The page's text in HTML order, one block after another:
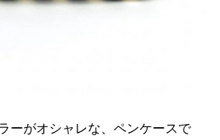
ーがオシャレな、ペンケースで